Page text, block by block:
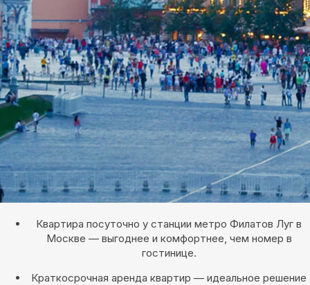
Квартира посуточно у станции метро Филатов Луг в
Москве — выгоднее и комфортнее, чем номер в
гостинице.
Краткосрочная аренда квартир — идеальное решение